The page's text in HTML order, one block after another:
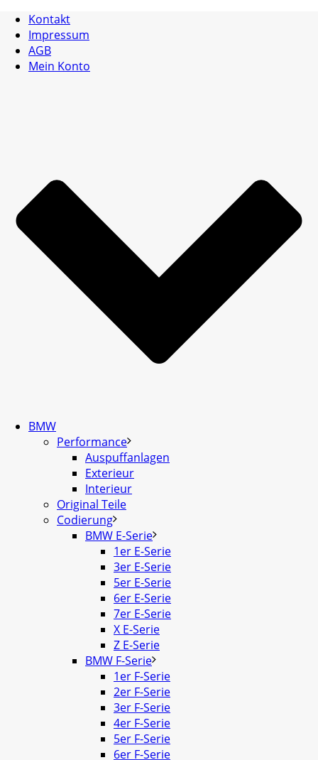
Kontakt
Impressum
AGB
Mein Konto
BMW
Performance
Auspuffanlagen
Exterieur
Interieur
Original Teile
Codierung
BMW E-Serie
1er E-Serie
3er E-Serie
5er E-Serie
6er E-Serie
7er E-Serie
X E-Serie
Z E-Serie
BMW F-Serie
1er F-Serie
2er F-Serie
3er F-Serie
4er F-Serie
5er F-Serie
6er F-Serie